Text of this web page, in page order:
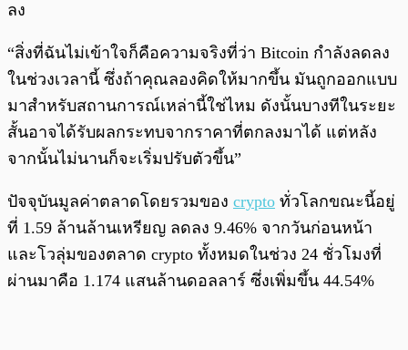
ลง
“สิ่งที่ฉันไม่เข้าใจก็คือความจริงที่ว่า Bitcoin กำลังลดลง
ในช่วงเวลานี้ ซึ่งถ้าคุณลองคิดให้มากขึ้น มันถูกออกแบบ
มาสำหรับสถานการณ์เหล่านี้ใช่ไหม ดังนั้นบางทีในระยะ
สั้นอาจได้รับผลกระทบจากราคาที่ตกลงมาได้ แต่หลัง
จากนั้นไม่นานก็จะเริ่มปรับตัวขึ้น”
ปัจจุบันมูลค่าตลาดโดยรวมของ crypto ทั่วโลกขณะนี้อยู่
ที่ 1.59 ล้านล้านเหรียญ ลดลง 9.46% จากวันก่อนหน้า
และโวลุ่มของตลาด crypto ทั้งหมดในช่วง 24 ชั่วโมงที่
ผ่านมาคือ 1.174 แสนล้านดอลลาร์ ซึ่งเพิ่มขึ้น 44.54%